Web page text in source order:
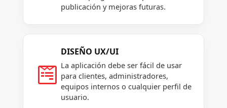
publicación y mejoras futuras.

DISEÑO UX/UI
La aplicación debe ser fácil de usar
para clientes, administradores,
equipos internos o cualquier perfil de
usuario.